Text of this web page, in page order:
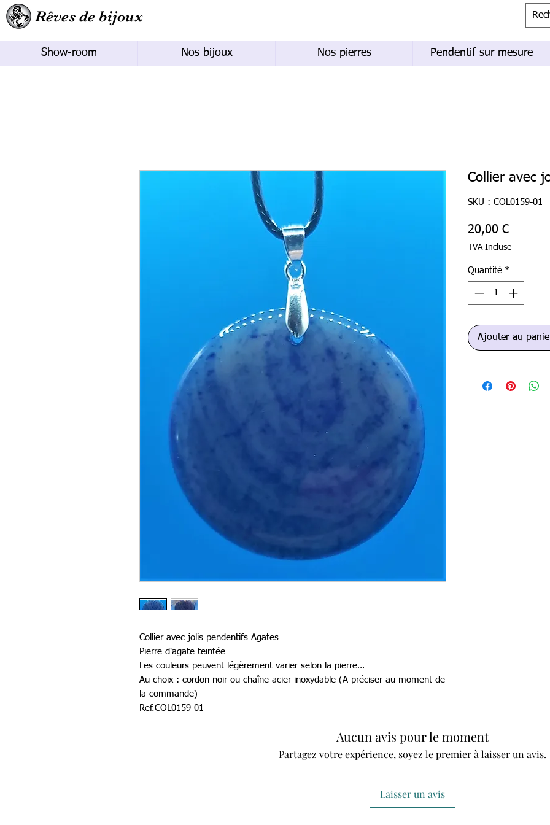
Rêves de bijoux
Show-room Nos bijoux Nos pierres Pendentif sur mesure
Collier avec jolis pendentifs Agates
Pierre d'agate teintée
Les couleurs peuvent légèrement varier selon la pierre…
Au choix : cordon noir ou chaîne acier inoxydable (A préciser au moment de
la commande)
Ref.COL0159-01
Collier avec
SKU : COL0159-01
20,00 €Prix
TVA Incluse
Quantité *
Ajouter au
Aucun avis pour le moment
Partagez votre expérience, soyez le premier à laisser un avis.
Laisser un avis